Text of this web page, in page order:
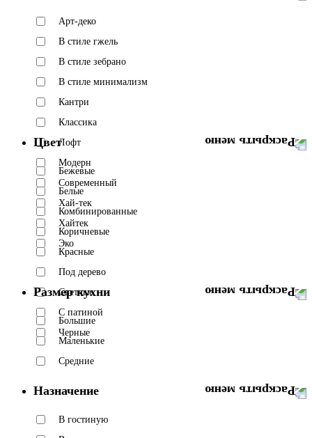
Арт-деко
В стиле гжель
В стиле зебрано
В стиле минимализм
Кантри
Классика
Лофт
Модерн
Современный
Хай-тек
Хайтек
Эко
Цвет
Бежевые
Белые
Комбинированные
Коричневые
Красные
Под дерево
Светлые
С патиной
Черные
Размер кухни
Большие
Маленькие
Средние
Назначение
В гостиную